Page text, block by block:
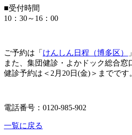
■受付時間
10：30～16：00
ご予約は「 けんしん日程（博多区）
また、集団健診・よかドック総合窓
健診予約は＜2月20日(金)＞までです
電話番号：0120-985-902
一覧に戻る